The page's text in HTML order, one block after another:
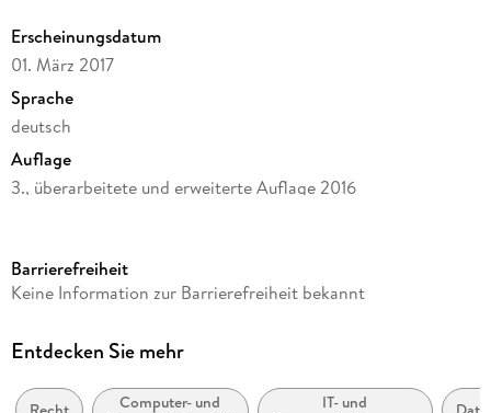
berücksichtigt.
Erscheinungsdatum
01. März 2017
Sprache
deutsch
Auflage
3., überarbeitete und erweiterte Auflage 2016
Dateigröße
Reihe
Autor/Autorin
Barrierefreiheit
Keine Information zur Barrierefreiheit bekannt
Entdecken Sie mehr
Computer- und
IT- und